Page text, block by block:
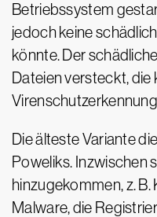
Betriebssystem
jedoch keine
könnte. Der
Dateien versteckt, die
Die älteste Variante
Poweliks. Inzwischen
hinzugekommen, z.
Malware, die